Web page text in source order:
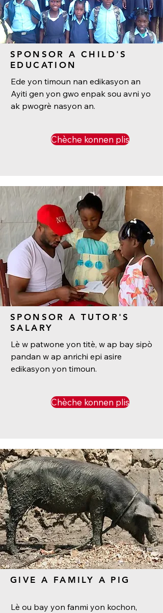
SPONSOR A CHILD'S
EDUCATION
Ede yon timoun nan edikasyon an
Ayiti gen yon gwo enpak sou avni yo
ak pwogrè nasyon an.
Chèche konnen plis
SPONSOR A TUTOR'S
SALARY
Lè w patwone yon titè, w ap bay sipò
pandan w ap anrichi epi asire
edikasyon yon timoun.
Chèche konnen plis
GIVE A FAMILY A PIG
Lè ou bay yon fanmi yon kochon,